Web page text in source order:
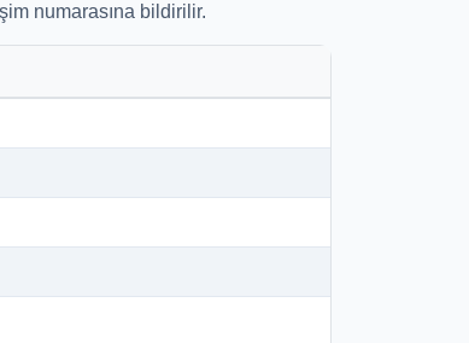
numarasına bildirilir.